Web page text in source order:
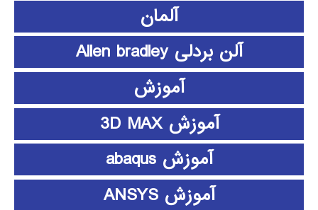
آلمان
آلن بردلی Allen bradley
آموزش
آموزش 3D MAX
آموزش abaqus
آموزش ANSYS